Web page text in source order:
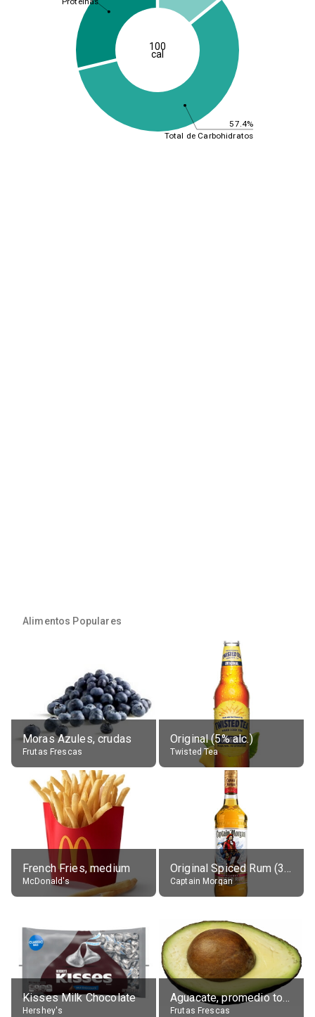
57.4%
Total de Carbohidratos
100
cal
Alimentos Populares
Moras Azules, crudas
Frutas Frescas
Original (5% alc.)
Twisted Tea
French Fries, medium
McDonald's
Original Spiced Rum (35% alc.)
Captain Morgan
Kisses Milk Chocolate
Hershey's
Aguacate, promedio todos variedades, crudo
Frutas Frescas